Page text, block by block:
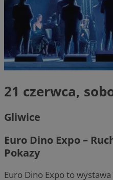
21 czerwca,
Gliwice
Euro Dino Expo –
Pokazy
Euro Dino Expo to